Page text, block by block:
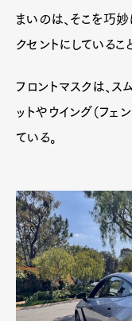
まいのは、そこを巧
クセントにしているこ
フロントマスクは、
ットやウイング（フ
ている。